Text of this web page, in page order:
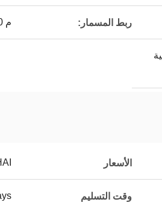
ربط المسمار: م 10
الأسعار
وقت التسليم